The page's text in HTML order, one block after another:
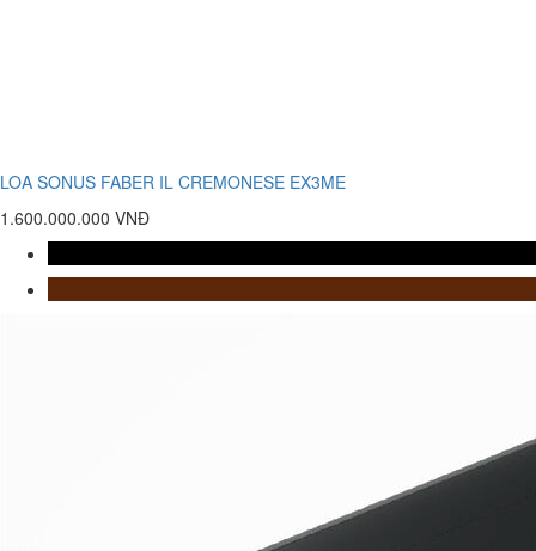
LOA SONUS FABER IL CREMONESE EX3ME
1.600.000.000 VNĐ